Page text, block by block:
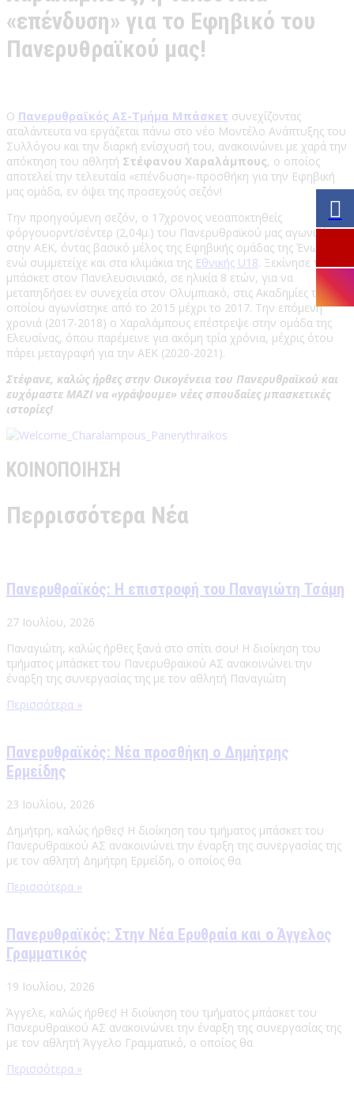
«επένδυση» για το Εφηβικό του
Πανερυθραϊκού μας!
Ο Πανερυθραϊκός ΑΣ-Τμήμα Μπάσκετ συνεχίζοντας
αταλάντευτα να εργάζεται πάνω στο νέο Μοντέλο Ανάπτυξης του
Συλλόγου και την διαρκή ενίσχυσή του, ανακοινώνει με χαρά την
απόκτηση του αθλητή Στέφανου Χαραλάμπους, ο οποίος
αποτελεί την τελευταία «επένδυση»-προσθήκη για την Εφηβική
μας ομάδα, εν όψει της προσεχούς σεζόν!
Την προηγούμενη σεζόν, ο 17χρονος νεοαποκτηθείς
φόργουορντ/σέντερ (2,04μ.) του Πανερυθραϊκού μας αγωνιζόταν
στην ΑΕΚ, όντας βασικό μέλος της Εφηβικής ομάδας της Ένωσης,
ενώ συμμετείχε και στα κλιμάκια της Εθνικής U18. Ξεκίνησε το
μπάσκετ στον Πανελευσινιακό, σε ηλικία 8 ετών, για να
μεταπηδήσει εν συνεχεία στον Ολυμπιακό, στις Ακαδημίες του
οποίου αγωνίστηκε από το 2015 μέχρι το 2017. Την επόμενη
χρονιά (2017-2018) ο Χαραλάμπους επέστρεψε στην ομάδα της
Ελευσίνας, όπου παρέμεινε για ακόμη τρία χρόνια, μέχρις ότου
πάρει μεταγραφή για την ΑΕΚ (2020-2021).
Στέφανε, καλώς ήρθες στην Οικογένεια του Πανερυθραϊκού και
ευχόμαστε ΜΑΖΙ να «γράψουμε» νέες σπουδαίες μπασκετικές
ιστορίες!
ΚΟΙΝΟΠΟΙΗΣΗ
Περρισσότερα Νέα
Πανερυθραϊκός: Η επιστροφή του Παναγιώτη Τσάμη
27 Ιουλίου, 2026
Παναγιώτη, καλώς ήρθες ξανά στο σπίτι σου! Η διοίκηση του
τμήματος μπάσκετ του Πανερυθραϊκού ΑΣ ανακοινώνει την
έναρξη της συνεργασίας της με τον αθλητή Παναγιώτη
Περισσότερα »
Πανερυθραϊκός: Νέα προσθήκη ο Δημήτρης
Ερμείδης
23 Ιουλίου, 2026
Δημήτρη, καλώς ήρθες! Η διοίκηση του τμήματος μπάσκετ του
Πανερυθραϊκού ΑΣ ανακοινώνει την έναρξη της συνεργασίας της
με τον αθλητή Δημήτρη Ερμείδη, ο οποίος θα
Περισσότερα »
Πανερυθραϊκός: Στην Νέα Ερυθραία και ο Άγγελος
Γραμματικός
19 Ιουλίου, 2026
Άγγελε, καλώς ήρθες! Η διοίκηση του τμήματος μπάσκετ του
Πανερυθραϊκού ΑΣ ανακοινώνει την έναρξη της συνεργασίας της
με τον αθλητή Άγγελο Γραμματικό, ο οποίος θα
Περισσότερα »